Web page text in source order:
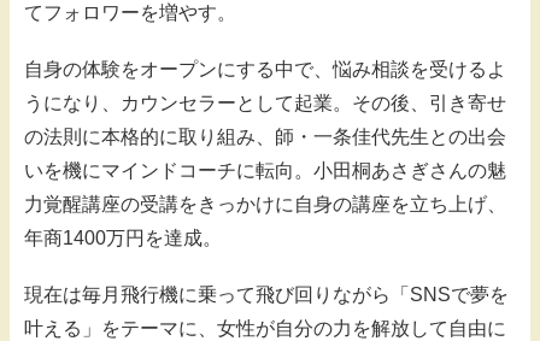
てフォロワーを増やす。
自身の体験をオープンにする中で、悩み相談を受けるよ
うになり、カウンセラーとして起業。その後、引き寄せ
の法則に本格的に取り組み、師・一条佳代先生との出会
いを機にマインドコーチに転向。小田桐あさぎさんの魅
力覚醒講座の受講をきっかけに自身の講座を立ち上げ、
年商1400万円を達成。
現在は毎月飛行機に乗って飛び回りながら「SNSで夢を
叶える」をテーマに、女性が自分の力を解放して自由に